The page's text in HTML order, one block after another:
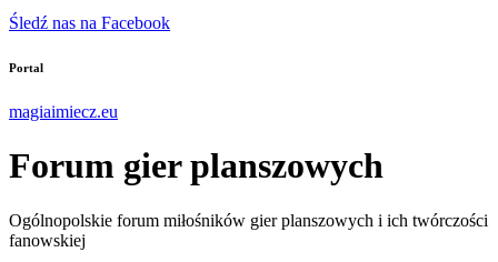
Śledź nas na Facebook
Portal
magiaimiecz.eu
Forum gier planszowych
Ogólnopolskie forum miłośników gier planszowych i ich twórczości
fanowskiej